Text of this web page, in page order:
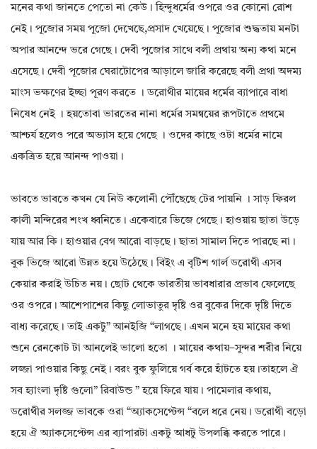
মনের কথা জানতে পেতো না কেউ। হিন্দুধর্মের ওপরে ওর কোনো রোশ
নেই। পূজোর সময় পূজো দেখেছে,প্রসাদ খেয়েছে। পূজোর শুদ্ধতায় মনটা
অপার আনন্দে ভরে গেছে। দেবী পূজোর সাথে বলী প্রথায় অন্য কথা মনে
এসেছে। দেবী পূজোর ঘেরাটোপের আড়ালে জারি করেছে বলী প্রথা অদম্য
মাংস ভক্ষণের ইচ্ছা পূরণ করতে । ডরোথীর মায়ের ধর্মের ব্যাপারে বাধা
নিষেধ নেই । হয়তোবা ভারতের নানা ধর্মের সমন্বয়ের রূপটাতে প্রথমে
আশ্চর্য হলেও পরে অভ্যাস হয়ে গেছে । ওদের কাছে ওটা ধর্মের নামে
একত্রিত হয়ে আনন্দ পাওয়া।
ভাবতে ভাবতে কখন যে নিউ কলোনী পৌঁছেছে টের পায়নি । সাড় ফিরল
কালী মন্দিরের শংখ ধ্বনিতে। একেবারে ভিজে গেছে। হাওয়ায় ছাতা উড়ে
যায় আর কি। হাওয়ার বেগ আরো বাড়ছে। ছাতা সামাল দিতে পারছে না।
বুক ভিজে আরো উন্নত হয়ে উঠেছে। বিইং এ বৃটিশ গার্ল ডরোথী এসব
কেয়ার করাই উচিত নয়। ছোট থেকে ভারতীয় ভাবধারার প্রভাব ফেলেছে
ওর ওপরে। আশেপাশের কিছু লোভাতুর দৃষ্টি ওর বুকের দিকে দৃষ্টি দিতে
বাধ্য করেছে। তাই একটু” আনইজি “লাগছে। এখন মনে হয় মায়ের কথা
শুনে রেনকোট টা আনলেই ভালো হতো । মায়ের কথায়–সুন্দর শরীর নিয়ে
লজ্জা পাওয়ার কিছু নেই। বরং বুক ফুলিয়ে গর্ব করে হাঁটতে হয়।তাহলে ঐ
সব হ্যাংলা দৃষ্টি গুলো” রিবাউন্ড ” হয়ে ফিরে যায়। পামেলার কথায়,
ডরোথীর সলজ্জ ভাবকে ওরা “অ্যাকসেপ্টেন্স “বলে ধরে নেয়। ডরোথী বড়ো
হয়ে ঐ অ্যাকসেপ্টেন্স এর ব্যাপারটা একটু আধটু উপলব্ধি করতে পারে।